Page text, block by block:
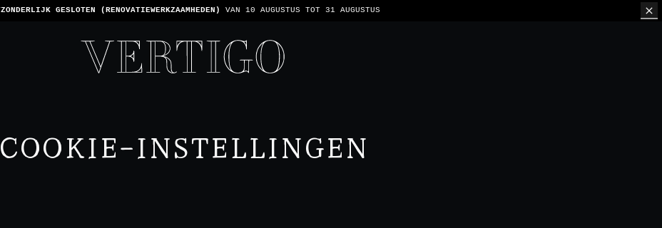
COOKIE-INSTELLINGEN